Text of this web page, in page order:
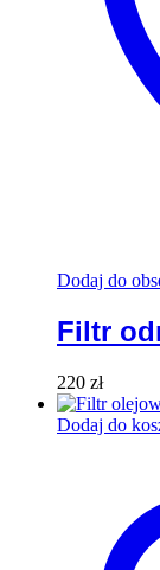
Dodaj do
Filtr
220 zł
Dodaj do